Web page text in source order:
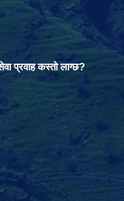
प्रवाह कस्तो लाग्छ?